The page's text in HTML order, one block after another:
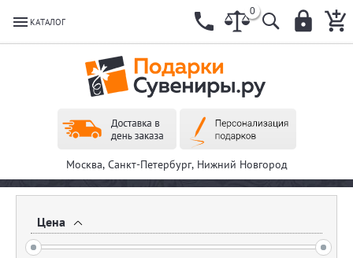
КАТАЛОГ
0
Москва, Санкт-Петербург, Нижний Новгород
Цена